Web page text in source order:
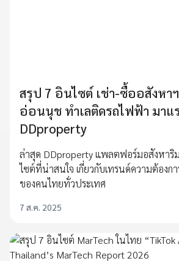
สรุป 7 อินไซต์ เช่า-ซื้ออสังหา
อ่อนนุช ทำเลติดรถไฟฟ้า มาแ
DDproperty
ล่าสุด DDproperty แพลตฟอร์มอสังหาริ
ไซต์ที่น่าสนใจ เกี่ยวกับเทรนด์ความต้องก
ของคนไทยทั่วประเทศ
7 ส.ค. 2025